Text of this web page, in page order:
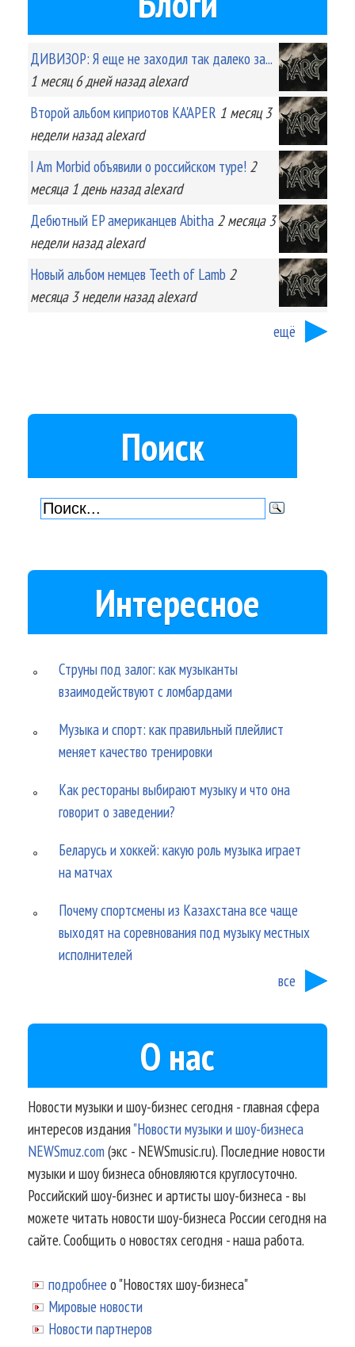
ДИВИЗОР: Я еще не заходил так далеко за...
1 месяц 6 днейназад alexard
Второй альбом киприотов KA'APER 1 месяц 3
неделиназад alexard
I Am Morbid объявили о российском туре! 2
месяца 1 деньназад alexard
Дебютный EP американцев Abitha 2 месяца 3
неделиназад alexard
Новый альбом немцев Teeth of Lamb 2
месяца 3 неделиназад alexard
ещё
Поиск
Интересное
Струны под залог: как музыканты
взаимодействуют с ломбардами
Музыка и спорт: как правильный плейлист
меняет качество тренировки
Как рестораны выбирают музыку и что она
говорит о заведении?
Беларусь и хоккей: какую роль музыка играет
на матчах
Почему спортсмены из Казахстана все чаще
выходят на соревнования под музыку местных
исполнителей
все
О нас
Новости музыки и шоу-бизнес сегодня - главная сфера
интересов издания"Новости музыки и шоу-бизнеса
NEWSmuz.com(экс - NEWSmusic.ru). Последние новости
музыки и шоу бизнеса обновляются круглосуточно.
Российский шоу-бизнес и артисты шоу-бизнеса - вы
можете читать новости шоу-бизнеса России сегодня на
сайте. Сообщить о новостях сегодня - наша работа.
подробнее о "Новостях шоу-бизнеса"
Мировые новости
Новости партнеров